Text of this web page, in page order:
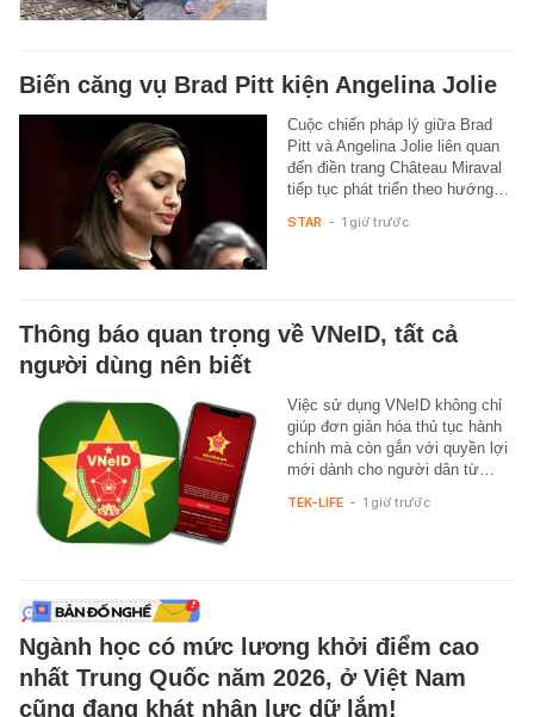
Biến căng vụ Brad Pitt kiện Angelina Jolie
Cuộc chiến pháp lý giữa Brad
Pitt và Angelina Jolie liên quan
đến điền trang Château Miraval
tiếp tục phát triển theo hướng…
STAR - 1 giờ trước
Thông báo quan trọng về VNeID, tất cả
người dùng nên biết
Việc sử dụng VNeID không chỉ
giúp đơn giản hóa thủ tục hành
chính mà còn gắn với quyền lợi
mới dành cho người dân từ…
TEK-LIFE - 1 giờ trước
Ngành học có mức lương khởi điểm cao
nhất Trung Quốc năm 2026, ở Việt Nam
cũng đang khát nhân lực dữ lắm!